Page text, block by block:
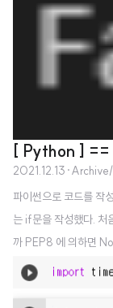
[ Python ] ==
2021.12.13 ·
파이썬으로 코드를 작
는 if문을 작성했다. 처
까 PEP8 에 의하면
다. 근데 왜 바꿔야하